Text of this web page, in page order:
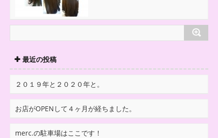
最近の投稿
２０１９年と２０２０年と。
お店がOPENして４ヶ月が経ちました。
merc.の駐車場はここです！